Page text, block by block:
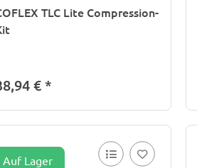
TLC Lite Compression-
€*
Auf Lager